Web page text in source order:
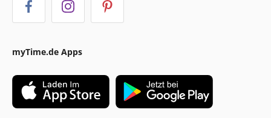
myTime.de Apps